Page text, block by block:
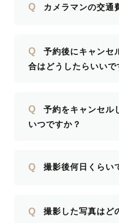
Q カメラマンの交通
Q
予約後にキャンセ
合はどうしたらいいで
Q
予約をキャンセル
いつですか？
Q 撮影後何日くらい
Q 撮影した写真はど